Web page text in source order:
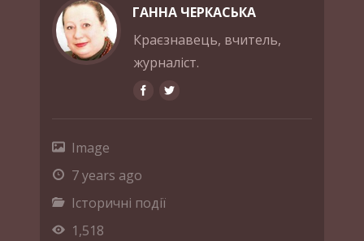
ГАННА ЧЕРКАСЬКА
Краєзнавець, вчитель,
журналіст.
Image
7 years ago
Історичні події
1,518